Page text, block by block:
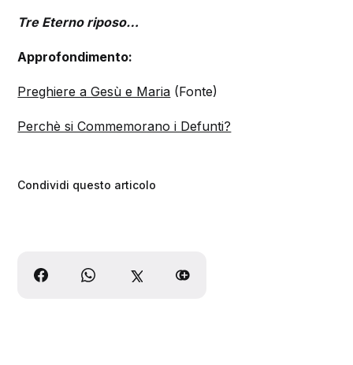
Tre Eterno riposo…
Approfondimento:
Preghiere a Gesù e Maria (Fonte)
Perchè si Commemorano i Defunti?
Condividi questo articolo